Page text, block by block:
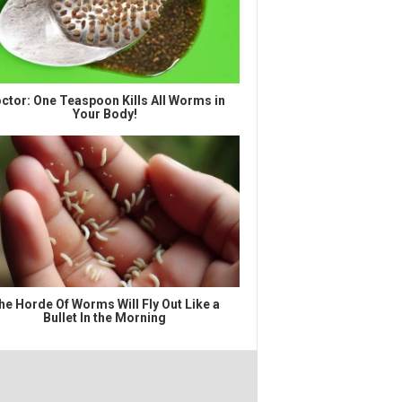
One Teaspoon Kills All Worms in
Your Body!
Horde Of Worms Will Fly Out Like a
Bullet In the Morning